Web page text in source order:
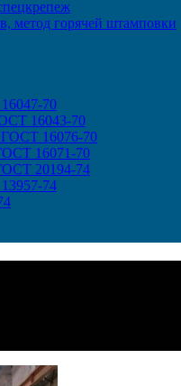
метод горячей штамповки
70
16043-70
ГОСТ 16076-70
16071-70
20194-74
74